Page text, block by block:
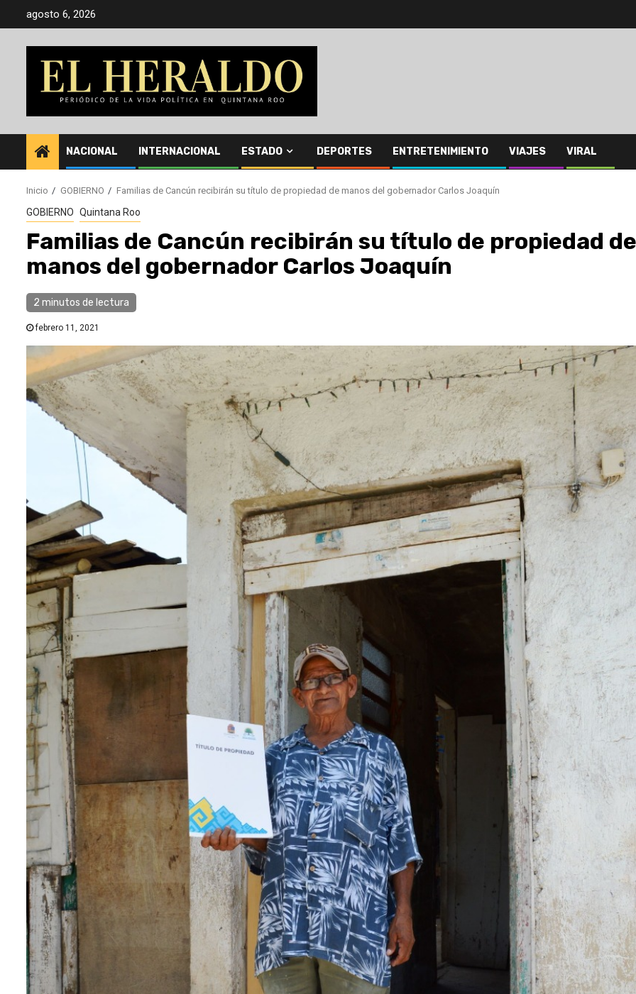
agosto 6, 2026
NACIONAL INTERNACIONAL ESTADO DEPORTES ENTRETENIMIENTO VIAJES VIRAL
Inicio GOBIERNO Familias de Cancún recibirán su título de propiedad de manos del gobernador Carlos Joaquín
GOBIERNO Quintana Roo
Familias de Cancún recibirán su título de propiedad de
manos del gobernador Carlos Joaquín
2 minutos de lectura
febrero 11, 2021